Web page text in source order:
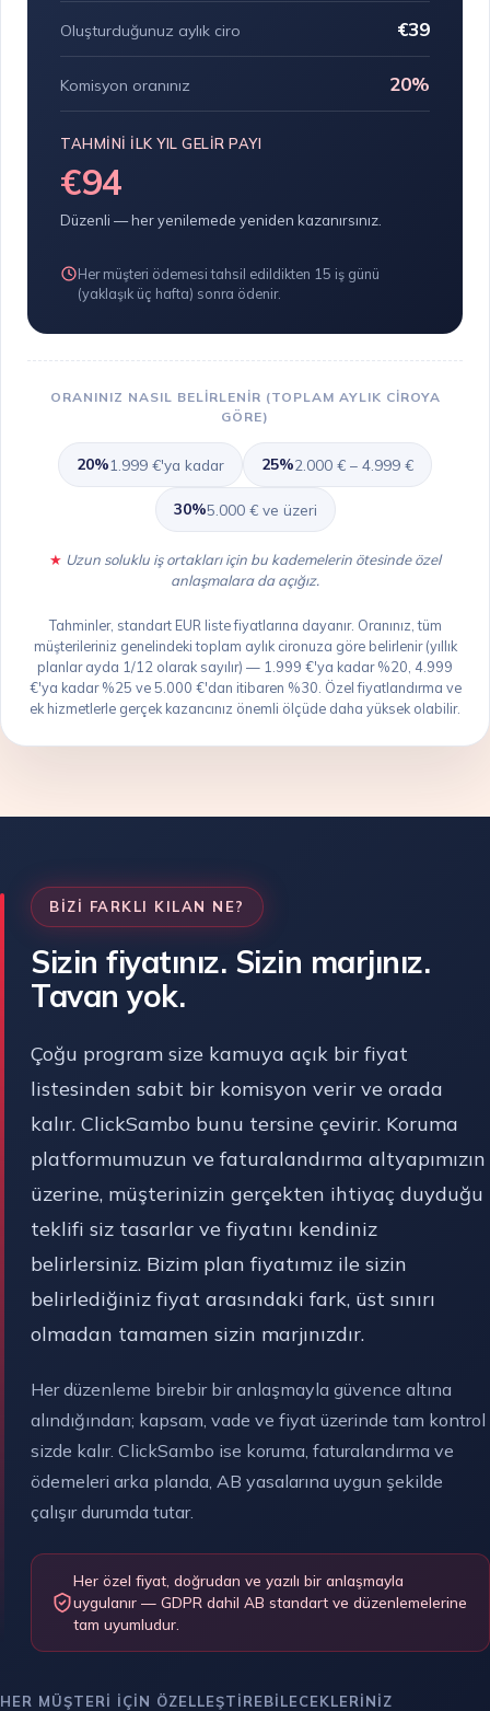
Oluşturduğunuz aylık ciro €39
Komisyon oranınız 20%
TAHMINI ILK YIL GELIR PAYI
€94
Düzenli — her yenilemede yeniden kazanırsınız.
Her müşteri ödemesi tahsil edildikten 15 iş günü
(yaklaşık üç hafta) sonra ödenir.
ORANINIZ NASIL BELIRLENIR (TOPLAM AYLIK CIROYA
GÖRE)
20%1.999 €'ya kadar 25%2.000 € – 4.999 €
30%5.000 € ve üzeri
Uzun soluklu iş ortakları için bu kademelerin ötesinde özel
anlaşmalara da açığız.
Tahminler, standart EUR liste fiyatlarına dayanır. Oranınız, tüm
müşterileriniz genelindeki toplam aylık cironuza göre belirlenir (yıllık
planlar ayda 1/12 olarak sayılır) — 1.999 €'ya kadar %20, 4.999
€'ya kadar %25 ve 5.000 €'dan itibaren %30. Özel fiyatlandırma ve
ek hizmetlerle gerçek kazancınız önemli ölçüde daha yüksek olabilir.
BIZI FARKLI KILAN NE?
Sizin fiyatınız. Sizin marjınız.
Tavan yok.
Çoğu program size kamuya açık bir fiyat
listesinden sabit bir komisyon verir ve orada
kalır. ClickSambo bunu tersine çevirir. Koruma
platformumuzun ve faturalandırma altyapımızın
üzerine, müşterinizin gerçekten ihtiyaç duyduğu
teklifi siz tasarlar ve fiyatını kendiniz
belirlersiniz. Bizim plan fiyatımız ile sizin
belirlediğiniz fiyat arasındaki fark, üst sınırı
olmadan tamamen sizin marjınızdır.
Her düzenleme birebir bir anlaşmayla güvence altına
alındığından; kapsam, vade ve fiyat üzerinde tam kontrol
sizde kalır. ClickSambo ise koruma, faturalandırma ve
ödemeleri arka planda, AB yasalarına uygun şekilde
çalışır durumda tutar.
Her özel fiyat, doğrudan ve yazılı bir anlaşmayla
uygulanır — GDPR dahil AB standart ve düzenlemelerine
tam uyumludur.
HER MÜŞTERI IÇIN ÖZELLEŞTIREBILECEKLERINIZ